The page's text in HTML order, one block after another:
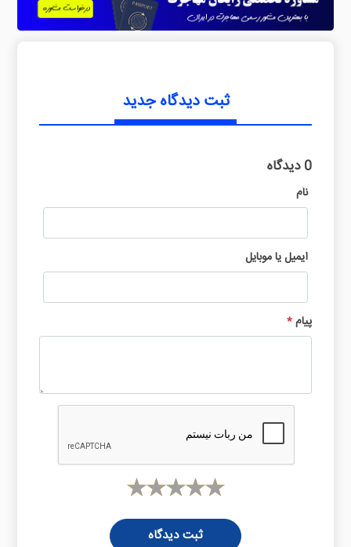
ثبت دیدگاه جدید
0 دیدگاه
نام
ایمیل یا موبایل
پیام*
ثبت دیدگاه